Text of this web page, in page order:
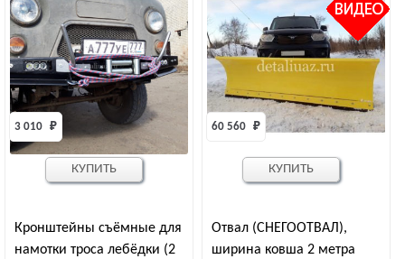
Кронштейны съёмные для
намотки троса лебёдки (2
3 010 ₽
КУПИТЬ
Отвал (СНЕГООТВАЛ),
ширина ковша 2 метра
60 560 ₽
КУПИТЬ